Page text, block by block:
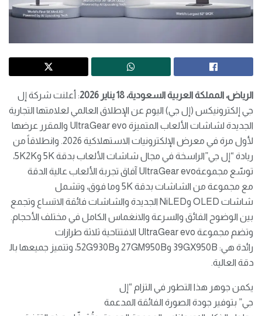
الرياض، المملكة العربية السعودية، 18يناير 2026
: أعلنت شركة إل
جي إلكترونيكس (إل جي) اليوم عن الإطلاق العالمي لعلامتها التجارية
الجديدة لشاشات الألعاب المتميزة UltraGear evo والمقرر عرضها
لأول مرة في معرض الإلكترونيات الاستهلاكية 2026. وانطلاقاً من
ريادة “إل جي”الراسخة في مجال شاشات الألعاب بدقة 5K و5K2K،
توسّع مجموعةUltraGear evo آفاق تجربة الألعاب عالية الدقة
مع مجموعة من الشاشات بدقة 5K وما فوق، وتشمل
شاشات OLED وNiLED الجديدة والشاشات فائقة الاتساع وتجمع
بين الوضوح الفائق والسرعة والانغماس الكامل في مختلف الأحجام.
وتضم مجموعة UltraGear evo الافتتاحية ثلاثة طرازات
رائدة هي: 39GX950B و27GM950B و52G930B، وتتميز جميعها بال
دقة العالية.
يكمن جوهر هذا التطور في التزام “إل
جي” بتوفير جودة الصورة الفائقة المدعمة